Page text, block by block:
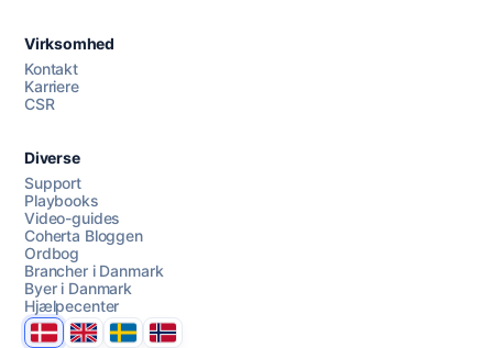
AI Campaign Assist
Virksomhed
Kontakt
Karriere
CSR
Diverse
Support
Playbooks
Video-guides
Coherta Bloggen
Ordbog
Brancher i Danmark
Byer i Danmark
Hjælpecenter
DanmarkUnited Kingdom
SverigeNorge